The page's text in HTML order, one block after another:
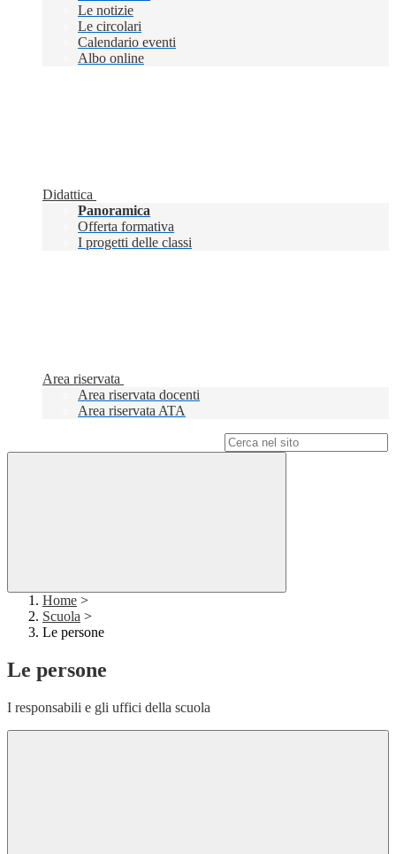
Le notizie
Le circolari
Calendario eventi
Albo online
Didattica
Panoramica
Offerta formativa
I progetti delle classi
Area riservata
Area riservata docenti
Area riservata ATA
Home >
Scuola >
Le persone
Le persone
I responsabili e gli uffici della scuola